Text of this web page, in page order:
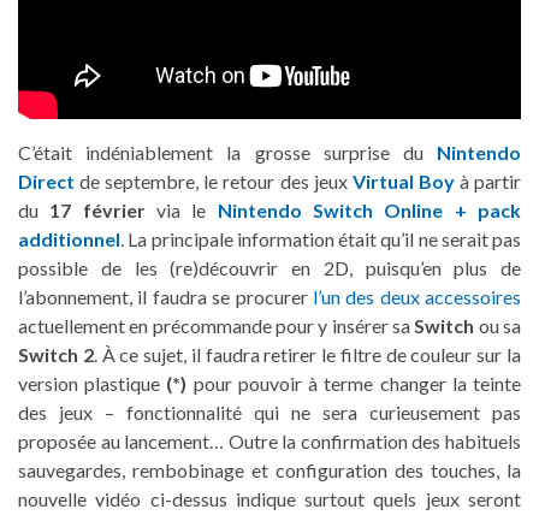
C’était indéniablement la grosse surprise du Nintendo
Direct de septembre, le retour des jeux Virtual Boyà partir
du 17 févriervia le Nintendo Switch Online + pack
additionnel. La principale information était qu’il ne serait pas
possible de les (re)découvrir en 2D, puisqu’en plus de
l’abonnement, il faudra se procurer l’un des deux accessoires
actuellement en précommande pour y insérer saSwitch ou sa
Switch 2. À ce sujet, il faudra retirer le filtre de couleur sur la
version plastique (*) pour pouvoir à terme changer la teinte
des jeux – fonctionnalité qui ne sera curieusement pas
proposée au lancement… Outre la confirmation des habituels
sauvegardes, rembobinage et configuration des touches, la
nouvelle vidéo ci-dessus indique surtout quels jeux seront